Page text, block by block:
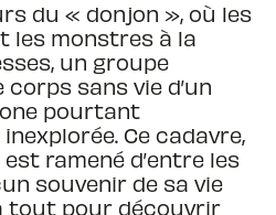
du « donjon », où les
les monstres à la
un groupe
sans vie d’un
pourtant
Ce cadavre,
ramené d’entre les
souvenir de sa vie
tout pour découvrir